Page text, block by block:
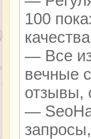
100
— Все
вечные
отзывы,
—